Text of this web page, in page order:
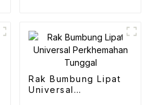
Rak Bumbung Lipat
Universal